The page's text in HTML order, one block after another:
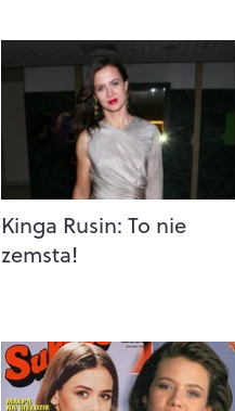
Kinga Rusin: To nie
zemsta!